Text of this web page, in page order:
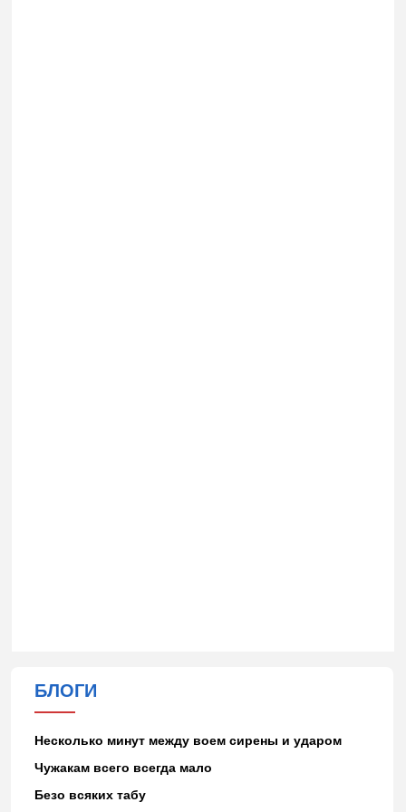
БЛОГИ
Несколько минут между воем сирены и ударом
Чужакам всего всегда мало
Безо всяких табу